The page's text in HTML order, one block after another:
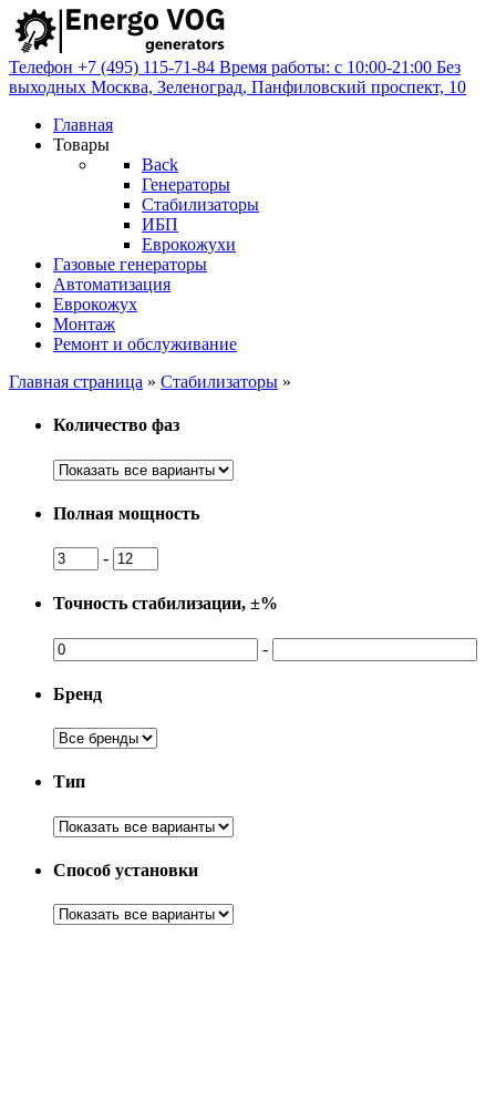
Телефон +7 (495) 115-71-84 Время работы: с 10:00-21:00 Без
выходных Москва, Зеленоград, Панфиловский проспект, 10
Главная
Товары
Back
Генераторы
Стабилизаторы
ИБП
Еврокожухи
Газовые генераторы
Автоматизация
Еврокожух
Монтаж
Ремонт и обслуживание
Главная страница » Стабилизаторы »
Количество фаз
Полная мощность
-
Точность стабилизации, ±%
-
Бренд
Тип
Способ установки